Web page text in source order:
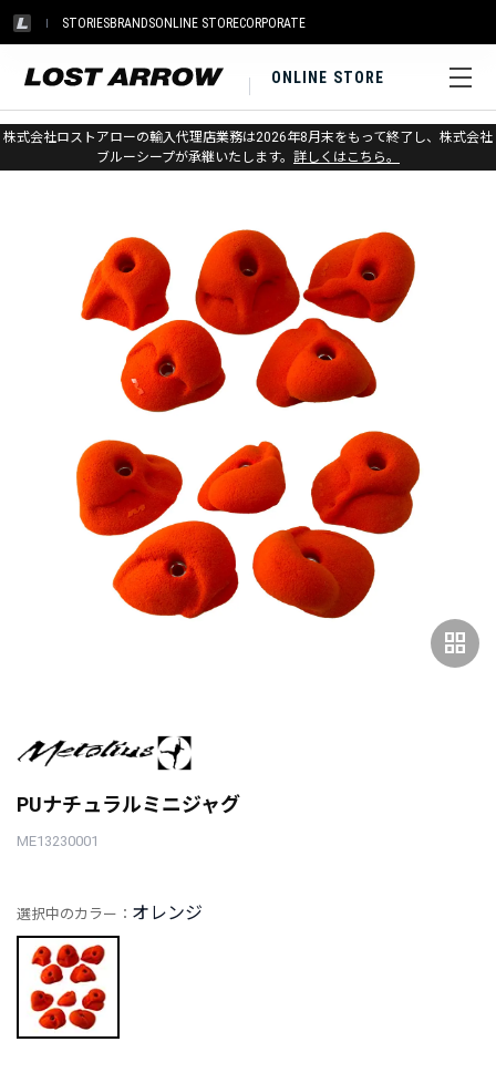
STORIESBRANDSONLINE STORECORPORATE
ONLINE STORE
株式会社ロストアローの輸入代理店業務は2026年8月末をもって終了し、株式会社
ブルーシープが承継いたします。 詳しくはこちら。
ホーム > メトリウス > トレーニング&ホールド
grid_view
PUナチュラルミニジャグ
ME13230001
選択中のカラー： オレンジ